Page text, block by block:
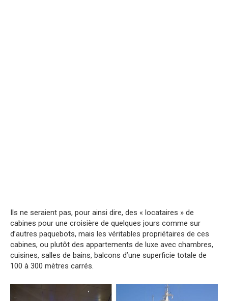
Ils ne seraient pas, pour ainsi dire, des « locataires » de
cabines pour une croisière de quelques jours comme sur
d’autres paquebots, mais les véritables propriétaires de ces
cabines, ou plutôt des appartements de luxe avec chambres,
cuisines, salles de bains, balcons d’une superficie totale de
100 à 300 mètres carrés.